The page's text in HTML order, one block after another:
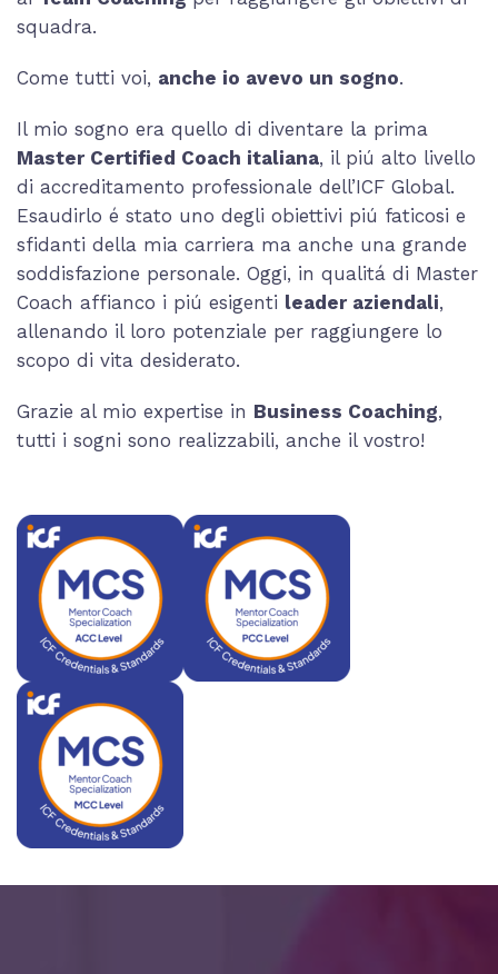
squadra.
Come tutti voi, anche io avevo un sogno.
Il mio sogno era quello di diventare la prima
Master Certified Coach italiana, il piú alto livello
di accreditamento professionale dell’ICF Global.
Esaudirlo é stato uno degli obiettivi piú faticosi e
sfidanti della mia carriera ma anche una grande
soddisfazione personale. Oggi, in qualitá di Master
Coach affianco i piú esigenti leader aziendali,
allenando il loro potenziale per raggiungere lo
scopo di vita desiderato.
Grazie al mio expertise in Business Coaching,
tutti i sogni sono realizzabili, anche il vostro!